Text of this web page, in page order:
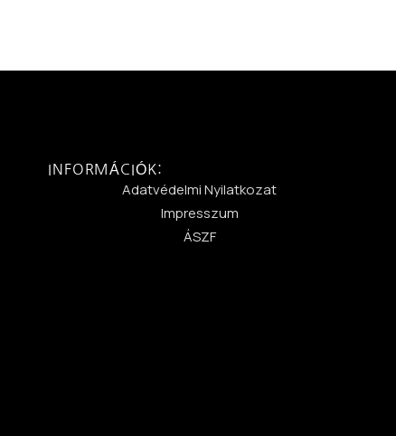
INFORMÁCIÓK:
Adatvédelmi Nyilatkozat
Impresszum
ÁSZF